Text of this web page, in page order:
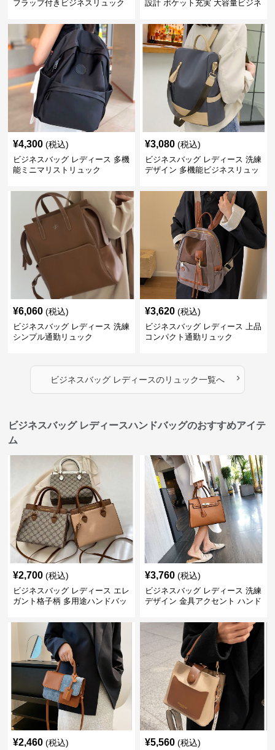
フラップ付きビジネスリュック
設計 ポケット充実 大容量ビジネ
¥4,300 (税込)
ビジネスバッグ レディース 多機
能ミニマリストリュック
¥3,080 (税込)
ビジネスバッグ レディース 洗練
デザイン 多機能ビジネスリュッ
¥6,060 (税込)
ビジネスバッグ レディース 洗練
シンプル通勤リュック
¥3,620 (税込)
ビジネスバッグ レディース 上品
コンパクト通勤リュック
ビジネスバッグ レディースのリュック一覧へ ›
ビジネスバッグ レディースハンドバッグのおすすめアイテ
ム
¥2,700 (税込)
ビジネスバッグ レディース エレ
ガント格子柄 多用途ハンドバッ
¥3,760 (税込)
ビジネスバッグ レディース 洗練
デザイン 金具アクセント ハンド
¥2,460 (税込) ¥5,560 (税込)